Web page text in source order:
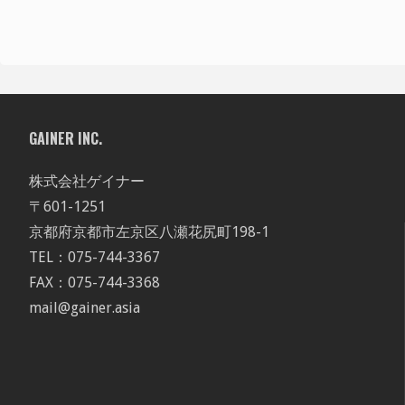
GAINER INC.
株式会社ゲイナー
〒601-1251
京都府京都市左京区八瀬花尻町198-1
TEL：075-744-3367
FAX：075-744-3368
mail@gainer.asia